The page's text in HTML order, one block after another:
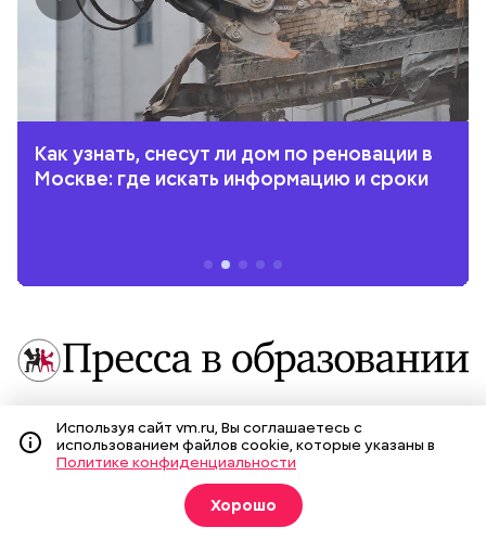
Как узнать, снесут ли дом по реновации в
Москве: где искать информацию и сроки
Используя сайт vm.ru, Вы соглашаетесь с
использованием файлов cookie, которые указаны в
Политике конфиденциальности
Хорошо